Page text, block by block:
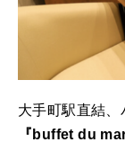
大手町駅直結
『buffet du